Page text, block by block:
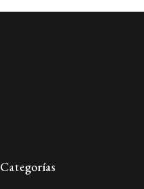
Categorías